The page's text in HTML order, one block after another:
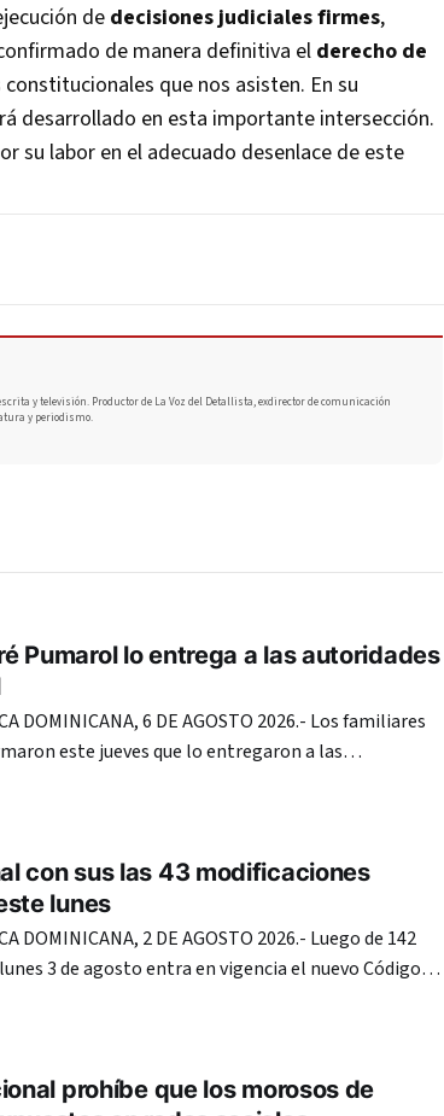
dedecisiones judiciales firmes,
de manera definitiva elderecho de
que nos asisten. En su
desarrollado en esta importante intersección.
su labor en el adecuado desenlace de este
y televisión. Productor de La Voz del Detallista, exdirector de comunicación
y periodismo.
Pumarol lo entrega a las autoridades
DOMINICANA, 6 DE AGOSTO 2026.- Los familiares
este jueves que lo entregaron a las
la decisión emitida hoy por la Segunda Sala de la
con sus las 43 modificaciones
lunes
DOMINICANA, 2 DE AGOSTO 2026.- Luego de 142
3 de agosto entra en vigencia el nuevo Código
mediante la Ley 74-25. Tras más de
prohíbe que los morosos de